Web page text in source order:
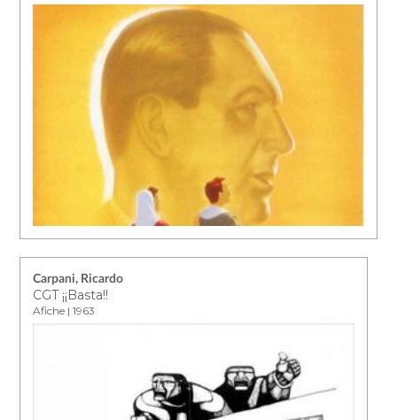
Carpani, Ricardo
CGT ¡¡Basta!!
Afiche | 1963